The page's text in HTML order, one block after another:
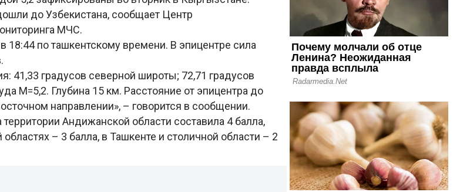
до Узбекистана, сообщает Центр
МЧС.
18:44 по ташкентскому времени. В эпицентре сила
41,33 градусов северной широты; 72,71 градусов
М=5,2. Глубина 15 км. Расстояние от эпицентра до
направлении», – говорится в сообщении.
Андижанской области составила 4 балла,
– 3 балла, в Ташкенте и столичной области – 2